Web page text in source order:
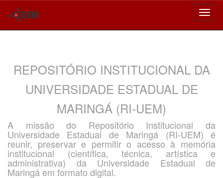
REPOSITÓRIO INSTITUCIONAL DA
UNIVERSIDADE ESTADUAL DE
MARINGÁ (RI-UEM)
A missão do Repositório Institucional da
Universidade Estadual de Maringá (RI-UEM) é
reunir, preservar e permitir o acesso à memória
institucional (científica, técnica, artística e
administrativa) da Universidade Estadual de
Maringá em formato digital.